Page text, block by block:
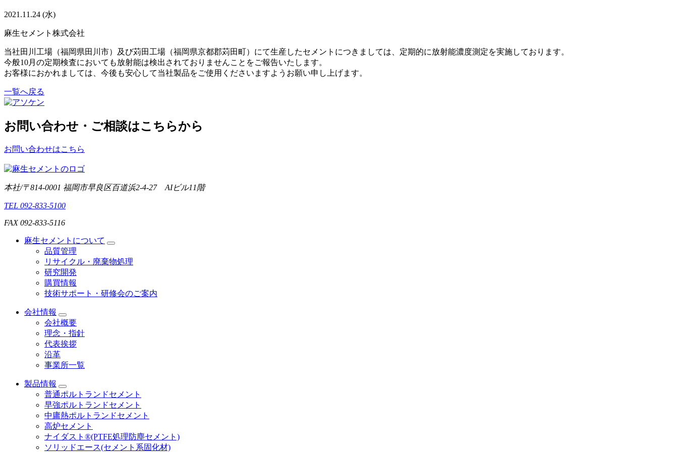
2021.11.24 (水)
麻生セメント株式会社
当社田川工場（福岡県田川市）及び苅田工場（福岡県京都郡苅田町）にて生産したセメントにつきましては、定期的に放射能濃度測定を実施しております。
今般10月の定期検査においても放射能は検出されておりませんことをご報告いたします。
お客様におかれましては、今後も安心して当社製品をご使用くださいますようお願い申し上げます。
一覧へ戻る
お問い合わせ・ご相談はこちらから
お問い合わせはこちら
本社/〒814-0001 福岡市早良区百道浜2-4-27 AIビル11階
TEL 092-833-5100
FAX 092-833-5116
麻生セメントについて
品質管理
リサイクル・廃棄物処理
研究開発
購買情報
技術サポート・研修会のご案内
会社情報
会社概要
理念・指針
代表挨拶
沿革
事業所一覧
製品情報
普通ポルトランドセメント
早強ポルトランドセメント
中庸熱ポルトランドセメント
高炉セメント
ナイダスト®(PTFE処理防塵セメント)
ソリッドエース(セメント系固化材)